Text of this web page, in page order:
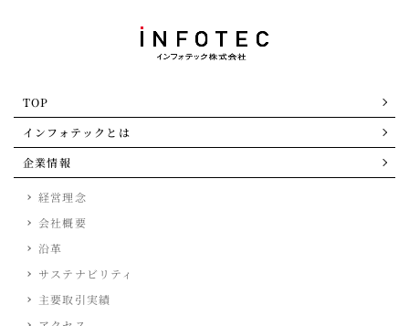
TOP
インフォテックとは
企業情報
経営理念
会社概要
沿革
サステナビリティ
主要取引実績